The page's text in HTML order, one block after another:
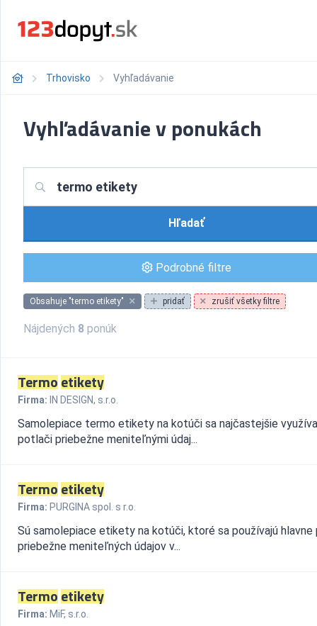
Trhovisko Vyhľadávanie
Vyhľadávanie v ponukách
Hľadať
Podrobné filtre
Obsahuje "termo etikety" pridať zrušiť všetky filtre
Nájdených 8 ponúk
Termoetikety
Firma: IN DESIGN, s.r.o.
Samolepiace termo etikety na kotúči sa najčastejšie
potlači priebežne meniteľnými údaj...
Termoetikety
Firma: PURGINA spol. s r.o.
Sú samolepiace etikety na kotúči, ktoré sa používajú
priebežne meniteľných údajov v...
Termoetikety
Firma: MiF, s.r.o.